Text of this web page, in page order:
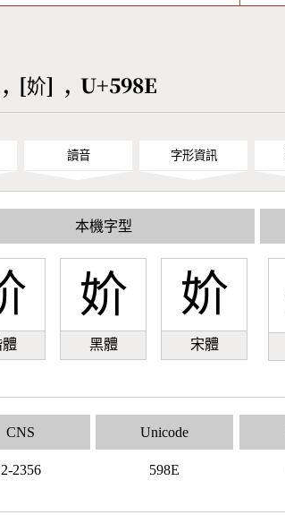
拼音查詢
, [妎] , U+598E
讀音 字形資訊
本機字型
體
妎
黑體
妎
宋體
CNS
2-2356
Unicode
598E